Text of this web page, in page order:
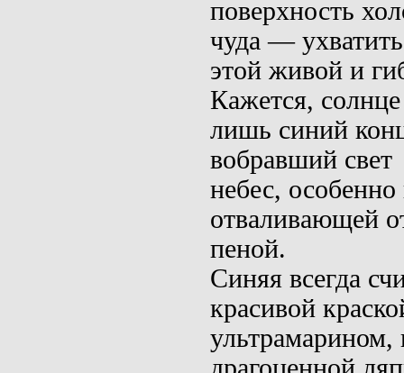
поверхность
чуда —
этой живой и
Кажется,
лишь си­ний
вобравший свет
небес, особенно
отваливающей
пеной.
Синяя всегда
красивой
ультрамарином,